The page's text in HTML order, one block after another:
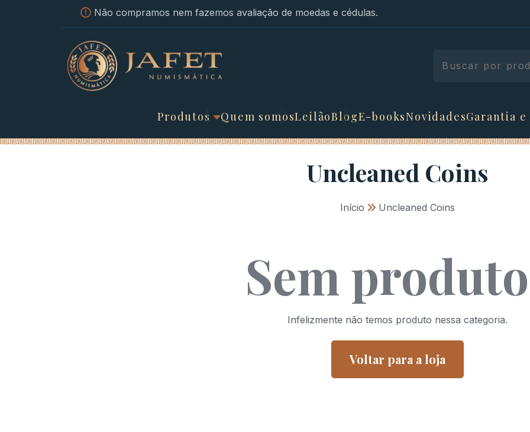
Não compramos nem fazemos avaliação de moedas e cédulas.
Produtos Quem somosLeilãoBlogE-booksNovidadesGarantia
Uncleaned Coins
Início » Uncleaned Coins
Sem
Infelizmente não temos produto nessa categoria.
Voltar para a loja